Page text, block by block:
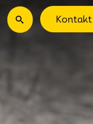
Suche
Kontakt